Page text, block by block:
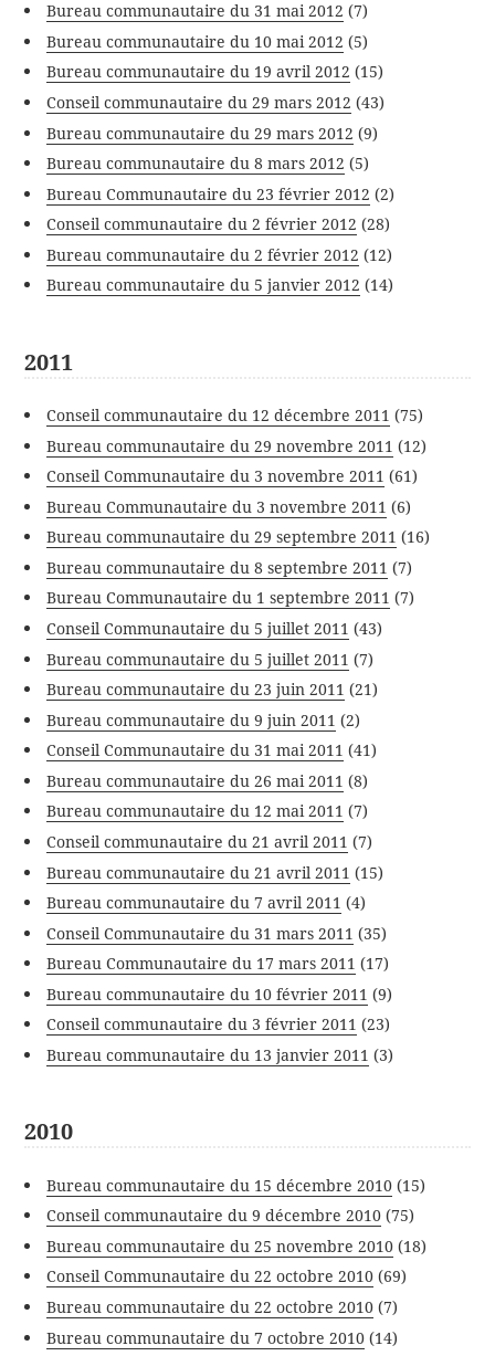
Bureau communautaire du 31 mai 2012 (7)
Bureau communautaire du 10 mai 2012 (5)
Bureau communautaire du 19 avril 2012 (15)
Conseil communautaire du 29 mars 2012 (43)
Bureau communautaire du 29 mars 2012 (9)
Bureau communautaire du 8 mars 2012 (5)
Bureau Communautaire du 23 février 2012 (2)
Conseil communautaire du 2 février 2012 (28)
Bureau communautaire du 2 février 2012 (12)
Bureau communautaire du 5 janvier 2012 (14)
2011
Conseil communautaire du 12 décembre 2011 (75)
Bureau communautaire du 29 novembre 2011 (12)
Conseil Communautaire du 3 novembre 2011 (61)
Bureau Communautaire du 3 novembre 2011 (6)
Bureau communautaire du 29 septembre 2011 (16)
Bureau communautaire du 8 septembre 2011 (7)
Bureau Communautaire du 1 septembre 2011 (7)
Conseil Communautaire du 5 juillet 2011 (43)
Bureau communautaire du 5 juillet 2011 (7)
Bureau communautaire du 23 juin 2011 (21)
Bureau communautaire du 9 juin 2011 (2)
Conseil Communautaire du 31 mai 2011 (41)
Bureau communautaire du 26 mai 2011 (8)
Bureau communautaire du 12 mai 2011 (7)
Conseil communautaire du 21 avril 2011 (7)
Bureau communautaire du 21 avril 2011 (15)
Bureau communautaire du 7 avril 2011 (4)
Conseil Communautaire du 31 mars 2011 (35)
Bureau Communautaire du 17 mars 2011 (17)
Bureau communautaire du 10 février 2011 (9)
Conseil communautaire du 3 février 2011 (23)
Bureau communautaire du 13 janvier 2011 (3)
2010
Bureau communautaire du 15 décembre 2010 (15)
Conseil communautaire du 9 décembre 2010 (75)
Bureau communautaire du 25 novembre 2010 (18)
Conseil Communautaire du 22 octobre 2010 (69)
Bureau communautaire du 22 octobre 2010 (7)
Bureau communautaire du 7 octobre 2010 (14)